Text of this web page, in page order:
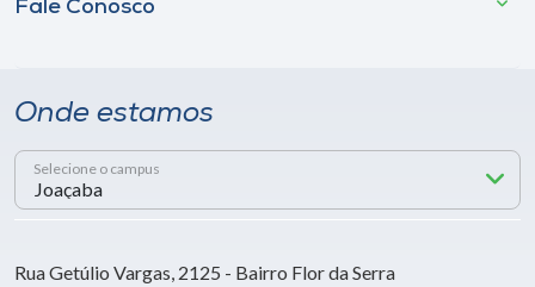
Fale Conosco
Onde estamos
Selecione o campus
Rua Getúlio Vargas, 2125 - Bairro Flor da Serra